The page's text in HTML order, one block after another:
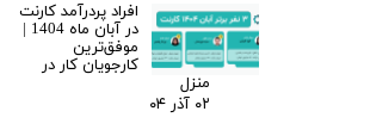
افراد پردرآمد کارنت
در آبان ماه 1404 |
موفق‌ترین
کارجویان کار در
منزل
۰۲ آذر ۰۴